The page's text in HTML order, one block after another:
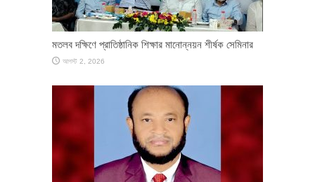
মতলব দক্ষিণে প্রাতিষ্ঠানিক শিক্ষার মানোন্নয়ন শীর্ষক সেমিনার
আগস্ট 2, 2026